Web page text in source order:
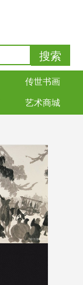
传世书画
艺术商城